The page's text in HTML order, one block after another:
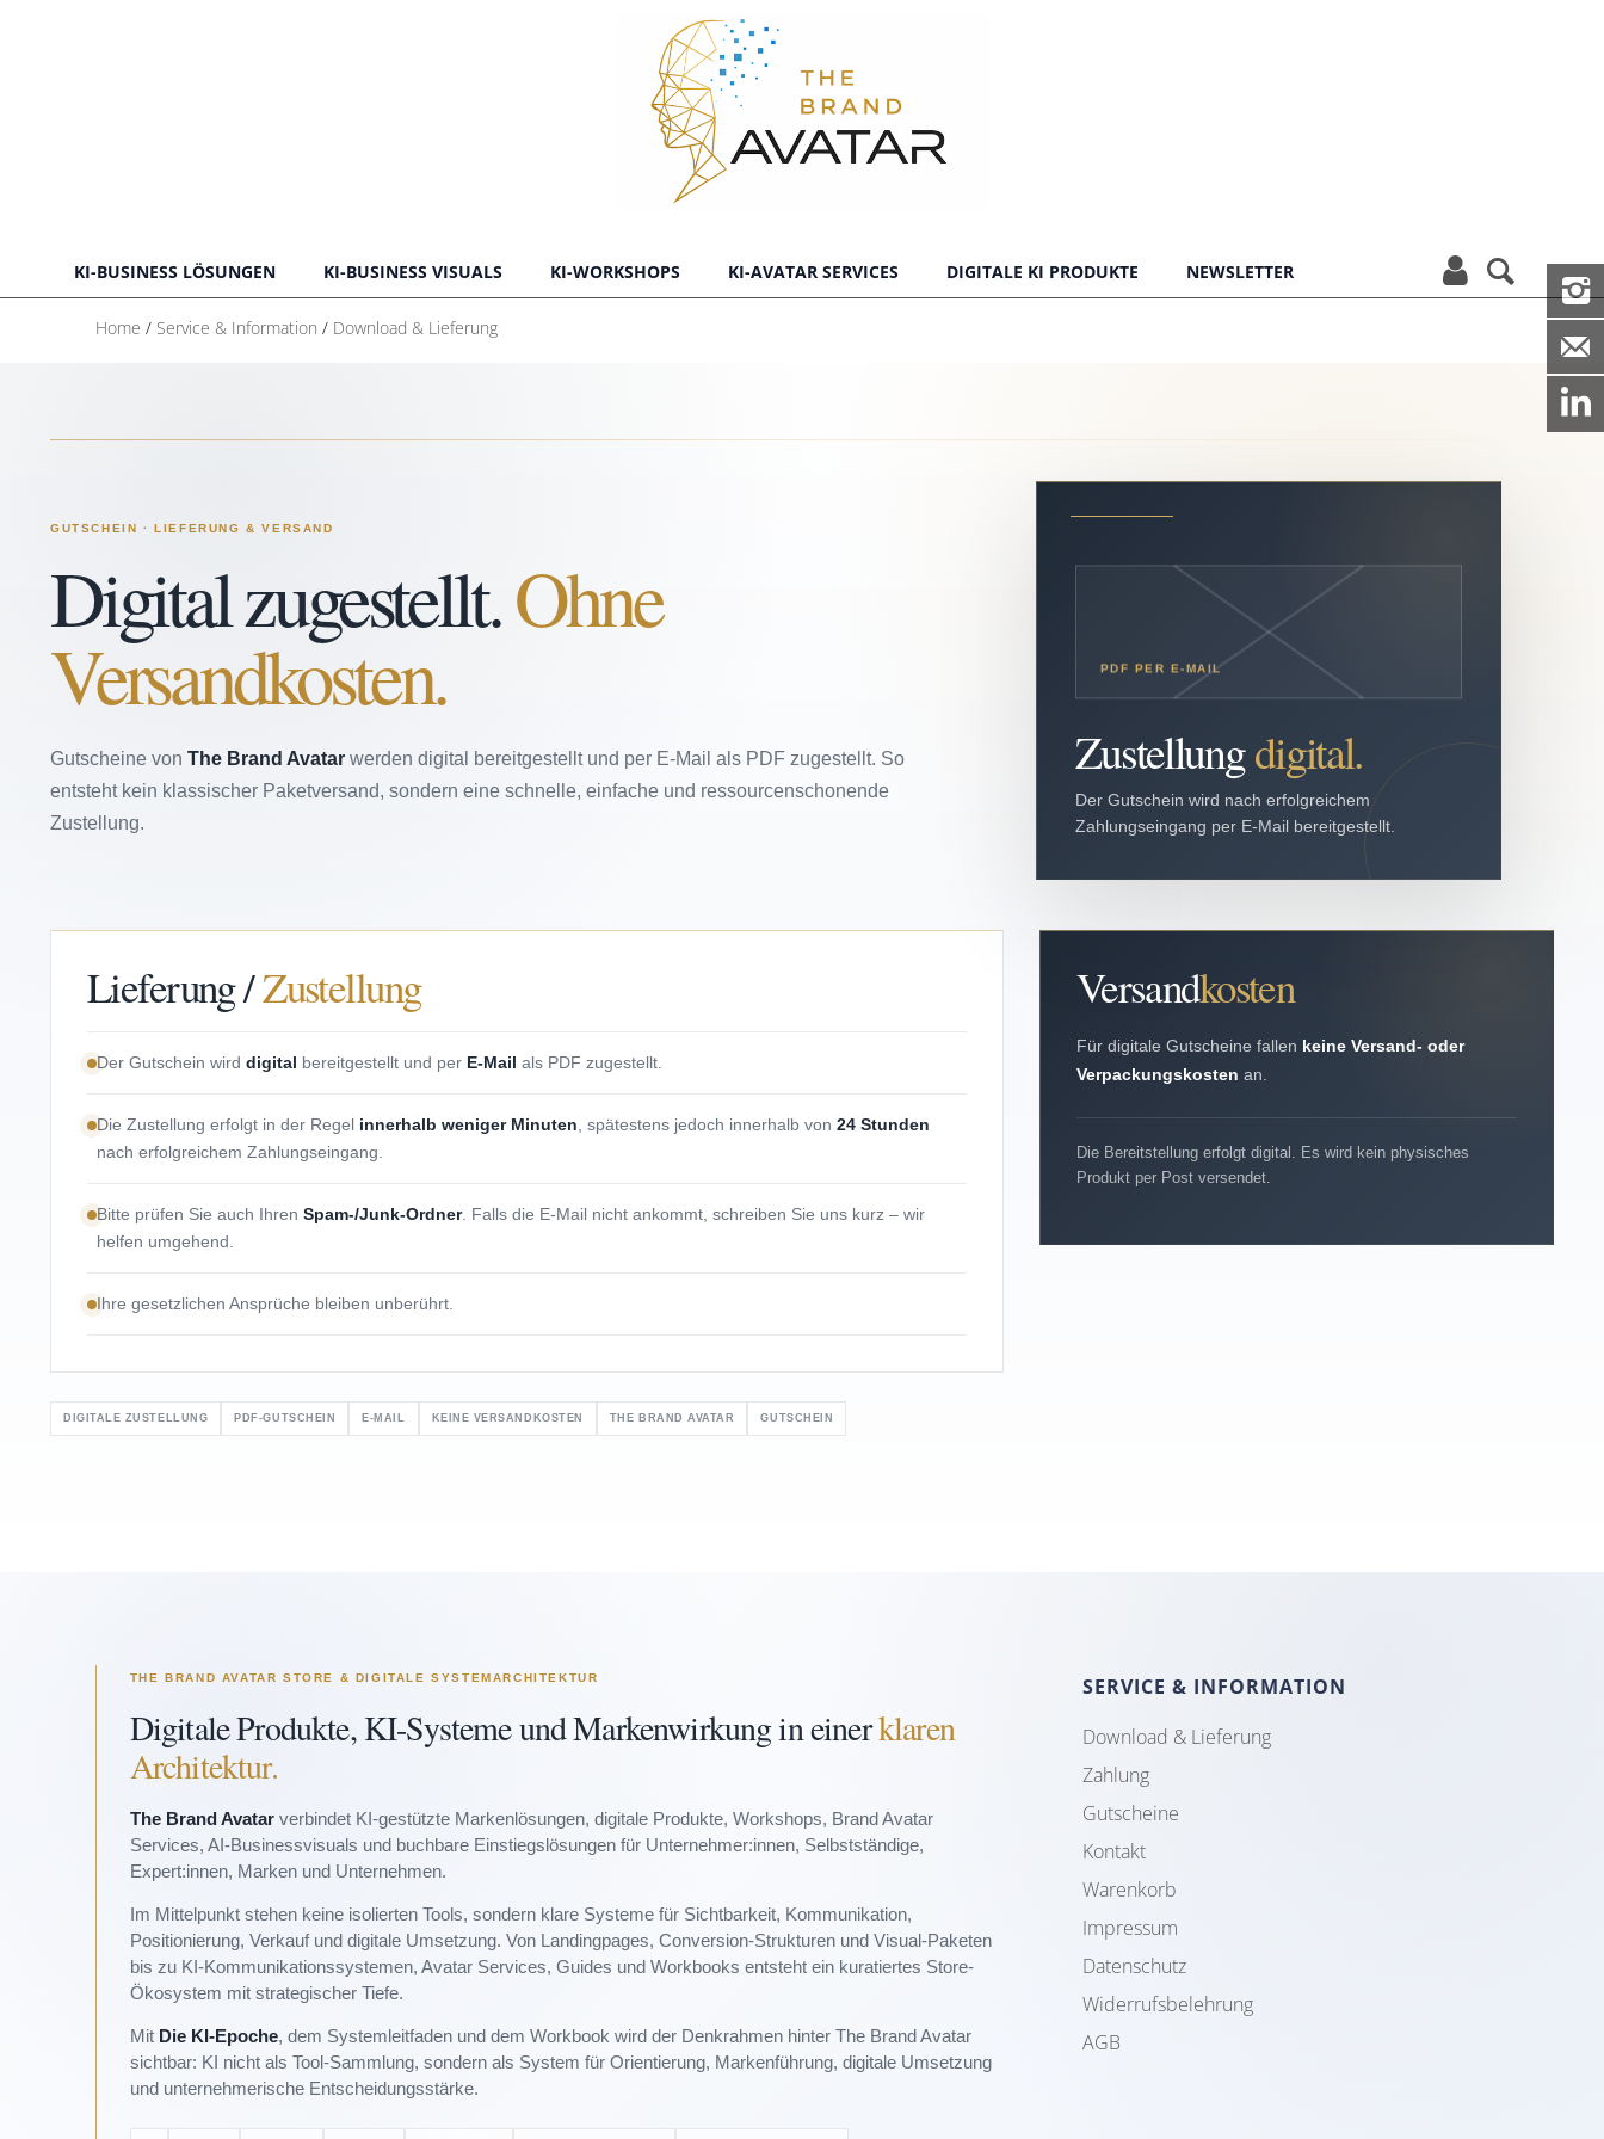
KI-BUSINESS LÖSUNGEN KI-BUSINESS VISUALS KI-WORKSHOPS KI-AVATAR SERVICES DIGITALE KI PRODUKTE NEWSLETTER  
Home / Service & Information / Download & Lieferung
GUTSCHEIN · LIEFERUNG & VERSAND
Digital zugestellt.Ohne
Versandkosten.
Gutscheine von The Brand Avatar werden digital bereitgestellt und per E-Mail als PDF zugestellt. So
entsteht kein klassischer Paketversand, sondern eine schnelle, einfache und ressourcenschonende
Zustellung.
PDF PER E-MAIL
Zustellungdigital.
Der Gutschein wird nach erfolgreichem
Zahlungseingang per E-Mail bereitgestellt.
Lieferung /Zustellung
Der Gutschein wird digital bereitgestellt und per E-Mail als PDF zugestellt.
Die Zustellung erfolgt in der Regel innerhalb weniger Minuten , spätestens jedoch innerhalb von 24 Stunden
nach erfolgreichem Zahlungseingang.
Bitte prüfen Sie auch Ihren Spam-/Junk-Ordner. Falls die E-Mail nicht ankommt, schreiben Sie uns kurz – wir
helfen umgehend.
Ihre gesetzlichen Ansprüche bleiben unberührt.
Versandkosten
Für digitale Gutscheine fallen keine Versand- oder
Verpackungskosten an.
Die Bereitstellung erfolgt digital. Es wird kein physisches
Produkt per Post versendet.
DIGITALE ZUSTELLUNG PDF-GUTSCHEIN E-MAIL KEINE VERSANDKOSTEN THE BRAND AVATAR GUTSCHEIN
THE BRAND AVATAR STORE & DIGITALE SYSTEMARCHITEKTUR
Digitale Produkte, KI-Systeme und Markenwirkung in einerklaren
Architektur.
The Brand Avatarverbindet KI-gestützte Markenlösungen, digitale Produkte, Workshops, Brand Avatar
Services, AI-Businessvisuals und buchbare Einstiegslösungen für Unternehmer:innen, Selbstständige,
Expert:innen, Marken und Unternehmen.
Im Mittelpunkt stehen keine isolierten Tools, sondern klare Systeme für Sichtbarkeit, Kommunikation,
Positionierung, Verkauf und digitale Umsetzung. Von Landingpages, Conversion-Strukturen und Visual-Paketen
bis zu KI-Kommunikationssystemen, Avatar Services, Guides und Workbooks entsteht ein kuratiertes Store-
Ökosystem mit strategischer Tiefe.
Mit Die KI-Epoche, dem Systemleitfaden und dem Workbook wird der Denkrahmen hinter The Brand Avatar
sichtbar: KI nicht als Tool-Sammlung, sondern als System für Orientierung, Markenführung, digitale Umsetzung
und unternehmerische Entscheidungsstärke.
SERVICE & INFORMATION
Download & Lieferung
Zahlung
Gutscheine
Kontakt
Warenkorb
Impressum
Datenschutz
Widerrufsbelehrung
AGB

